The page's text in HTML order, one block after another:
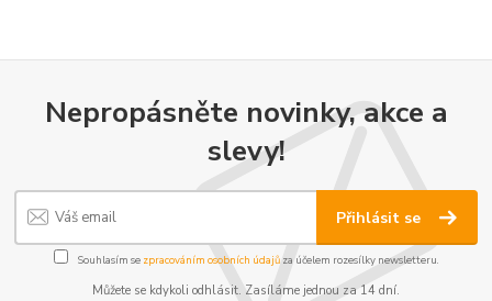
Nepropásněte novinky, akce a
slevy!
Přihlásit se
Souhlasím se zpracováním osobních údajůza účelem rozesílky newsletteru.
Můžete se kdykoli odhlásit. Zasíláme jednou za 14 dní.